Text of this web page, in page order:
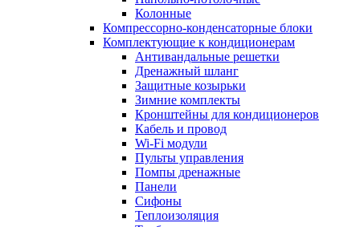
Колонные
Компрессорно-конденсаторные блоки
Комплектующие к кондиционерам
Антивандальные решетки
Дренажный шланг
Защитные козырьки
Зимние комплекты
Кронштейны для кондиционеров
Кабель и провод
Wi-Fi модули
Пульты управления
Помпы дренажные
Панели
Сифоны
Теплоизоляция